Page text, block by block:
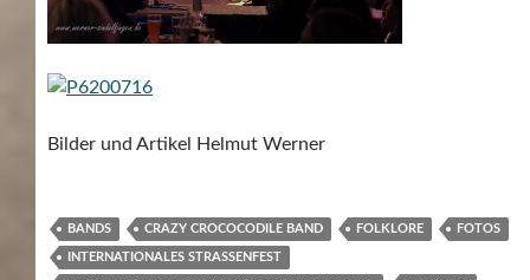
Bilder und Artikel Helmut Werner
BANDS CRAZY CROCOCODILE BAND FOLKLORE FOTOS
INTERNATIONALES STRASSENFEST